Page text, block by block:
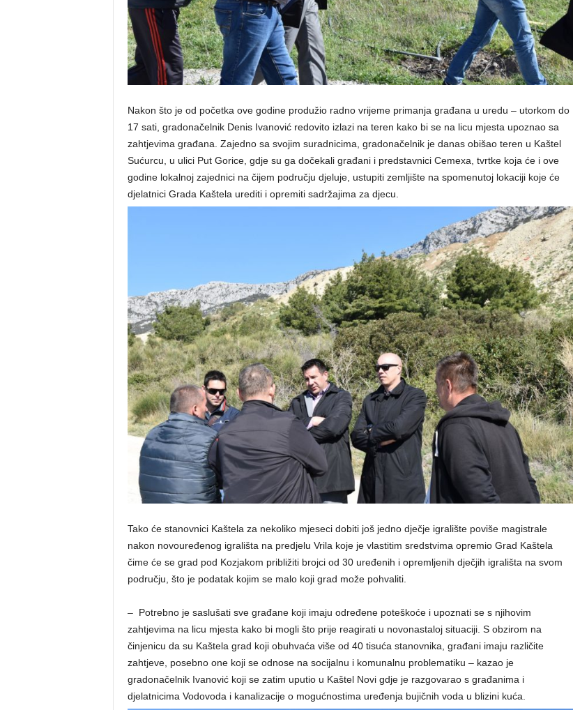
Nakon što je od početka ove godine produžio radno vrijeme primanja građana u uredu – utorkom do
17 sati, gradonačelnik Denis Ivanović redovito izlazi na teren kako bi se na licu mjesta upoznao sa
zahtjevima građana. Zajedno sa svojim suradnicima, gradonačelnik je danas obišao teren u Kaštel
Sućurcu, u ulici Put Gorice, gdje su ga dočekali građani i predstavnici Cemexa, tvrtke koja će i ove
godine lokalnoj zajednici na čijem području djeluje, ustupiti zemljište na spomenutoj lokaciji koje će
djelatnici Grada Kaštela urediti i opremiti sadržajima za djecu.
Tako će stanovnici Kaštela za nekoliko mjeseci dobiti još jedno dječje igralište poviše magistrale
nakon novouređenog igrališta na predjelu Vrila koje je vlastitim sredstvima opremio Grad Kaštela
čime će se grad pod Kozjakom približiti brojci od 30 uređenih i opremljenih dječjih igrališta na svom
području, što je podatak kojim se malo koji grad može pohvaliti.
– Potrebno je saslušati sve građane koji imaju određene poteškoće i upoznati se s njihovim
zahtjevima na licu mjesta kako bi mogli što prije reagirati u novonastaloj situaciji. S obzirom na
činjenicu da su Kaštela grad koji obuhvaća više od 40 tisuća stanovnika, građani imaju različite
zahtjeve, posebno one koji se odnose na socijalnu i komunalnu problematiku – kazao je
gradonačelnik Ivanović koji se zatim uputio u Kaštel Novi gdje je razgovarao s građanima i
djelatnicima Vodovoda i kanalizacije o mogućnostima uređenja bujičnih voda u blizini kuća.